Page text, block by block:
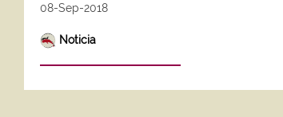
08-Sep-2018
Noticia